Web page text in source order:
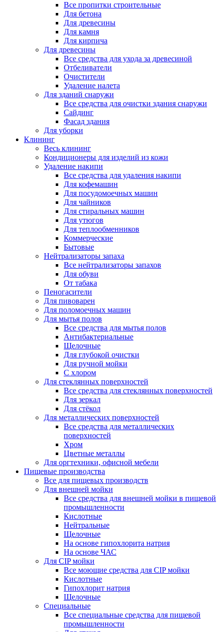
Все пропитки строительные
Для бетона
Для древесины
Для камня
Для кирпича
Для древесины
Все средства для ухода за древесиной
Отбеливатели
Очистители
Удаление налета
Для зданий снаружи
Все средства для очистки здания снаружи
Сайдинг
Фасад здания
Для уборки
Клининг
Весь клининг
Кондиционеры для изделий из кожи
Удаление накипи
Все средства для удаления накипи
Для кофемашин
Для посудомоечных машин
Для чайников
Для стиральных машин
Для утюгов
Для теплообменников
Коммерческие
Бытовые
Нейтрализаторы запаха
Все нейтрализаторы запахов
Для обуви
От табака
Пеногасители
Для пивоварен
Для поломоечных машин
Для мытья полов
Все средства для мытья полов
Антибактериальные
Щелочные
Для глубокой очистки
Для ручной мойки
С хлором
Для стеклянных поверхностей
Все средства для стеклянных поверхностей
Для зеркал
Для стёкол
Для металлических поверхностей
Все средства для металлических
поверхностей
Хром
Цветные металлы
Для оргтехники, офисной мебели
Пищевые производства
Все для пищевых производств
Для внешней мойки
Все средства для внешней мойки в пищевой
промышленности
Кислотные
Нейтральные
Щелочные
На основе гипохлорита натрия
На основе ЧАС
Для CIP мойки
Все моющие средства для CIP мойки
Кислотные
Гипохлорит натрия
Щелочные
Специальные
Все специальные средства для пищевой
промышленности